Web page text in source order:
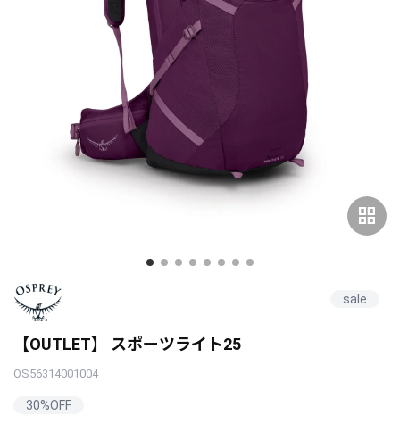
grid_view
sale
【OUTLET】 スポーツライト25
OS56314001004
30%OFF